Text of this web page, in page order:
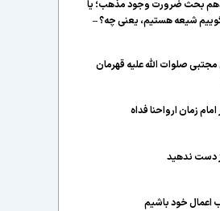
بحث ضرورت وجود مذهب؛ یا
شیعه هستیم، یعنی چه؟ –
صلوات الله علیه قهرمان
زمان ارواحنا فداه
دست ندهید
اعمال خود باشیم